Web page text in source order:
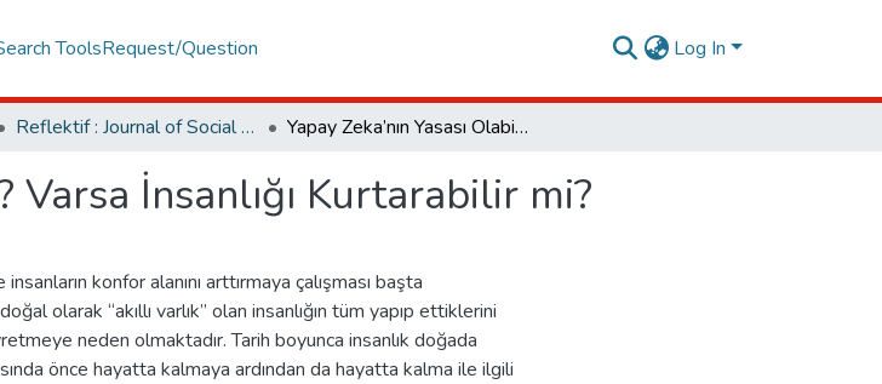
ToolsRequest/Question Log In
Reflektif : Journal of Social Sciences Yapay Zeka’nın Yasası Olabilir mi? Varsa İnsanlığı Kurtarabilir mi?
Varsa İnsanlığı Kurtarabilir mi?
konfor alanını arttırmaya çalışması başta
olarak “akıllı varlık” olan insanlığın tüm yapıp ettiklerini
neden olmaktadır. Tarih boyunca insanlık doğada
önce hayatta kalmaya ardından da hayatta kalma ile ilgili